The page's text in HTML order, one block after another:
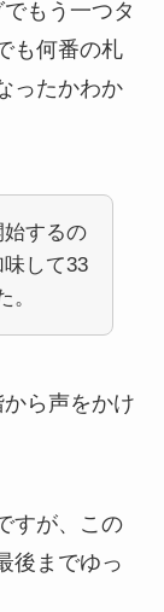
もう一つタ
も何番の札
ったかわか
するの
して33
ら声をかけ
すが、この
後までゆっ